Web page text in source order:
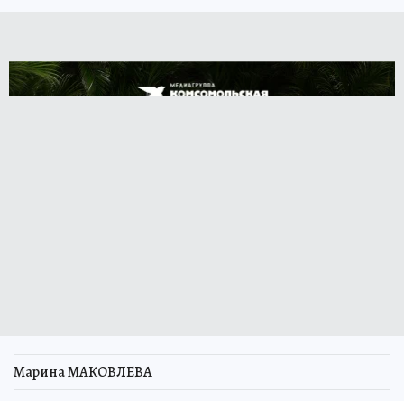
Марина МАКОВЛЕВА